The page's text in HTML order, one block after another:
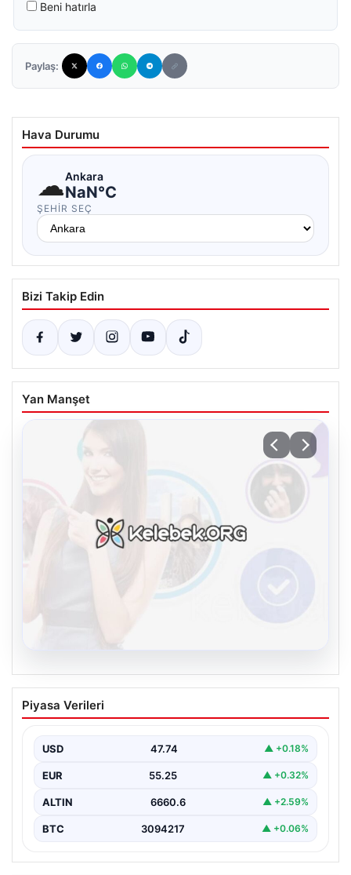
Beni hatırla
Paylaş:
Hava Durumu
☁Ankara
NaN°C
ŞEHIR SEÇ
Bizi Takip Edin
Yan Manşet
Kelebek.Org İle Sanal İletişimin Seviyeli
Adresi Ve Chat Deneyimi
iletişim kurması büyük bir önem barındırmaktadır.
Günümüzde birçok…
Piyasa Verileri
USD 47.74 ▲ +0.18%
EUR 55.25 ▲ +0.32%
ALTIN 6660.6 ▲ +2.59%
BTC 3094217 ▲ +0.06%